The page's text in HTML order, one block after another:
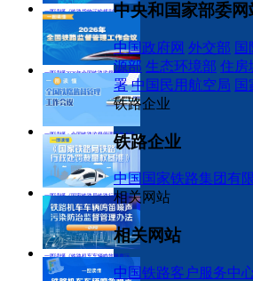
一图读懂：全国铁路监督管理工作
一图读懂《铁路机车车辆鸣笛噪声
治监督管理办法》
一图读懂《铁路货物运输规则》
一图读懂2026年全国铁路监督管理工作会议
一图读懂：全国铁路监督管理工作会议
一图读懂《国家铁路局铁路行政处罚裁量权基准》
一图读懂《铁路机车车辆鸣笛噪声污染防治监督管理办法》
中央和国家部委网
中国政府网 外交部 国
源部 生态环境部 住房
署 中国民用航空局 国
铁路企业
铁路企业
中国国家铁路集团有
相关网站
相关网站
中国铁路客户服务中